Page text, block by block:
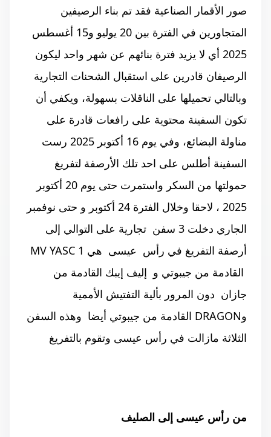
صور الأقمار الصناعية فقد تم بناء الرصيفين
المتجاورين في الفترة بين 20 يوليو و15 أغسطس
2025 أي لا يزيد فترة بنائهم عن شهر واحد ليكون
الرصيفان قادرين على استقبال الشحنات التجارية
وبالتالي تحميلها على الناقلات بسهولة، ويكفي أن
تكون السفينة محتوية على رافعات قادرة على
مناولة البضائع، وفي يوم 16 أكتوبر 2025 رست
السفينة أطلس على احد تلك الأرصفة لتفريغ
حمولتها من السكر واستمرت حتى يوم 20 أكتوبر
2025 ،
لاحقا وخلال الفترة 24 أكتوبر و حتى نوفمبر
الجاري دخلت 3 سفن تجارية على التوالي إلى
أرصفة التفريغ في رأس عيسى هي MV YASC 1
القادمة من جيبوتي و إليف إيبك القادمة من
جازان دون المرور بألية التفتيش الأممية
وDRAGON القادمة من جيبوتي أيضا وهذه السفن
الثلاثة مازالت في رأس عيسى وتقوم بالتفريغ
من رأس عيسى إلى الصليف